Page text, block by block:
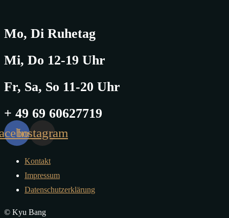
Mo, Di Ruhetag
Mi, Do 12-19 Uhr
Fr, Sa, So 11-20 Uhr
+ 49 69 60627719
Instagram
Kontakt
Impressum
Datenschutzerklärung
© Kyu Bang